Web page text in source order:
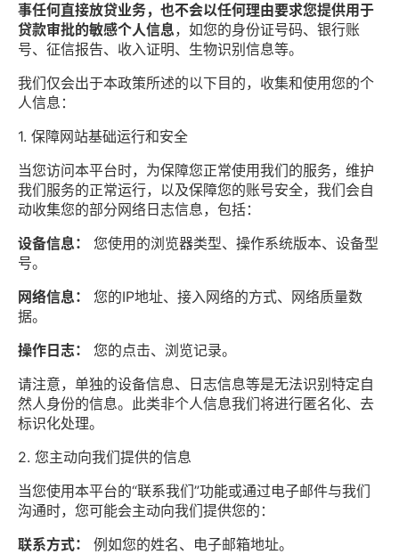
事任何直接放贷业务，也不会以任何理由要求您提供用于
贷款审批的敏感个人信息，如您的身份证号码、银行账
号、征信报告、收入证明、生物识别信息等。
我们仅会出于本政策所述的以下目的，收集和使用您的个
人信息：
1. 保障网站基础运行和安全
当您访问本平台时，为保障您正常使用我们的服务，维护
我们服务的正常运行，以及保障您的账号安全，我们会自
动收集您的部分网络日志信息，包括：
设备信息：
您使用的浏览器类型、操作系统版本、设备型
号。
网络信息：
您的IP地址、接入网络的方式、网络质量数
据。
操作日志：
您的点击、浏览记录。
请注意，单独的设备信息、日志信息等是无法识别特定自
然人身份的信息。此类非个人信息我们将进行匿名化、去
标识化处理。
2. 您主动向我们提供的信息
当您使用本平台的“联系我们”功能或通过电子邮件与我们
沟通时，您可能会主动向我们提供您的：
联系方式：
例如您的姓名、电子邮箱地址。